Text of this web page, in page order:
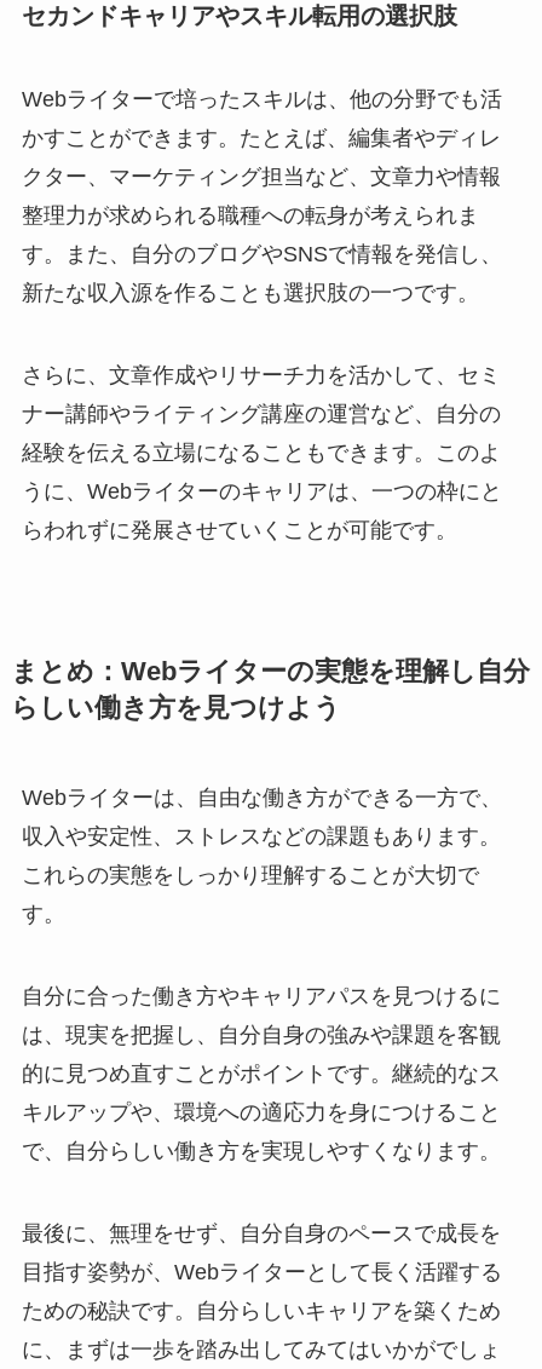
セカンドキャリアやスキル転用の選択肢
Webライターで培ったスキルは、他の分野でも活
かすことができます。たとえば、編集者やディレ
クター、マーケティング担当など、文章力や情報
整理力が求められる職種への転身が考えられま
す。また、自分のブログやSNSで情報を発信し、
新たな収入源を作ることも選択肢の一つです。
さらに、文章作成やリサーチ力を活かして、セミ
ナー講師やライティング講座の運営など、自分の
経験を伝える立場になることもできます。このよ
うに、Webライターのキャリアは、一つの枠にと
らわれずに発展させていくことが可能です。
まとめ：Webライターの実態を理解し自分
らしい働き方を見つけよう
Webライターは、自由な働き方ができる一方で、
収入や安定性、ストレスなどの課題もあります。
これらの実態をしっかり理解することが大切で
す。
自分に合った働き方やキャリアパスを見つけるに
は、現実を把握し、自分自身の強みや課題を客観
的に見つめ直すことがポイントです。継続的なス
キルアップや、環境への適応力を身につけること
で、自分らしい働き方を実現しやすくなります。
最後に、無理をせず、自分自身のペースで成長を
目指す姿勢が、Webライターとして長く活躍する
ための秘訣です。自分らしいキャリアを築くため
に、まずは一歩を踏み出してみてはいかがでしょ